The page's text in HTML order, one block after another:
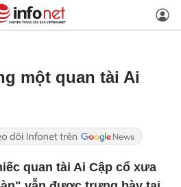
một quan tài Ai
quan tài Ai Cập cổ xưa